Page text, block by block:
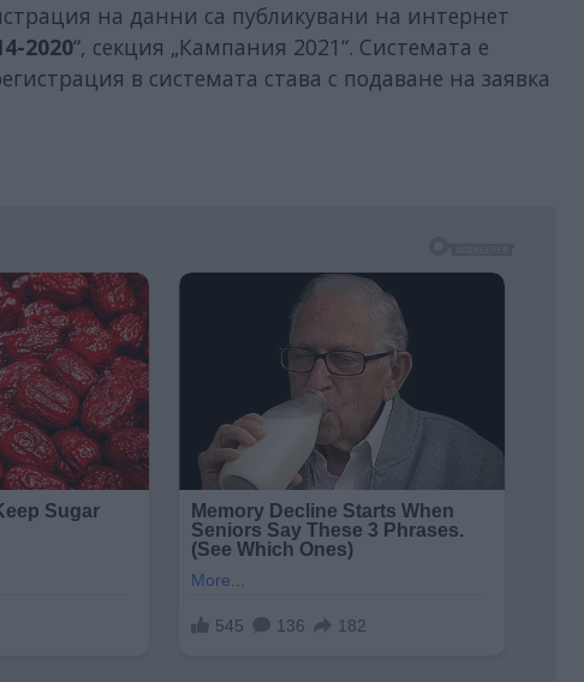
на данни са публикувани на интернет
2020“, секция „Кампания 2021“. Системата е
в системата става с подаване на заявка